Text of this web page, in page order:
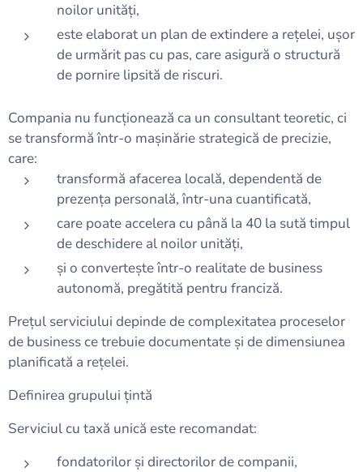
noilor unități,
este elaborat un plan de extindere a rețelei, ușor
de urmărit pas cu pas, care asigură o structură
de pornire lipsită de riscuri.
Compania nu funcționează ca un consultant teoretic, ci
se transformă într-o mașinărie strategică de precizie,
care:
transformă afacerea locală, dependentă de
prezența personală, într-una cuantificată,
care poate accelera cu până la 40 la sută timpul
de deschidere al noilor unități,
și o convertește într-o realitate de business
autonomă, pregătită pentru franciză.
Prețul serviciului depinde de complexitatea proceselor
de business ce trebuie documentate și de dimensiunea
planificată a rețelei.
Definirea grupului țintă
Serviciul cu taxă unică este recomandat:
fondatorilor și directorilor de companii,